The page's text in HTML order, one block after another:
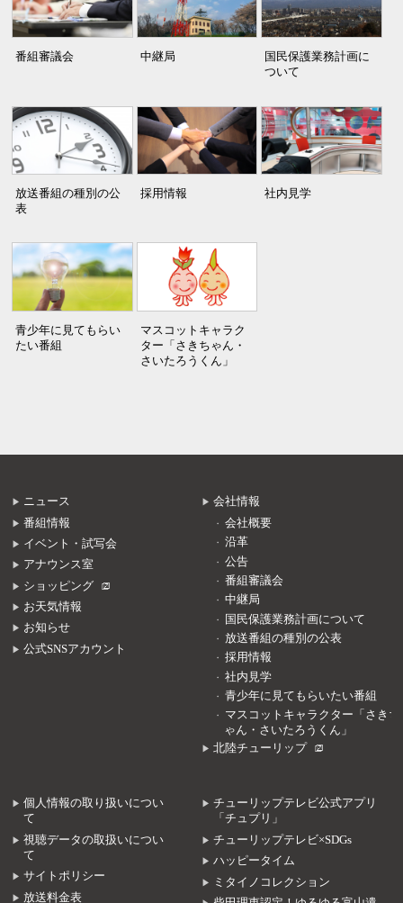
番組審議会 中継局
国民保護業務計画に
ついて
放送番組の種別の公
表
採用情報 社内見学
青少年に見てもらい
たい番組
マスコットキャラク
ター「さきちゃん・
さいたろうくん」
ニュース
番組情報
イベント・試写会
アナウンス室
ショッピング
お天気情報
お知らせ
公式SNSアカウント
会社情報
会社概要
沿革
公告
番組審議会
中継局
国民保護業務計画について
放送番組の種別の公表
採用情報
社内見学
青少年に見てもらいたい番組
マスコットキャラクター「さきち
ゃん・さいたろうくん」
北陸チューリップ
個人情報の取り扱いについ
て
視聴データの取扱いについ
て
サイトポリシー
放送料金表
チューリップテレビ公式アプリ
「チュプリ」
チューリップテレビ×SDGs
ハッピータイム
ミタイノコレクション